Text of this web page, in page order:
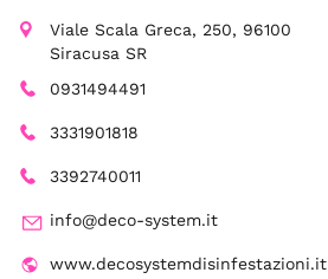
Viale Scala Greca, 250, 96100
Siracusa SR
0931494491
3331901818
3392740011
info@deco-system.it
www.decosystemdisinfestazioni.it